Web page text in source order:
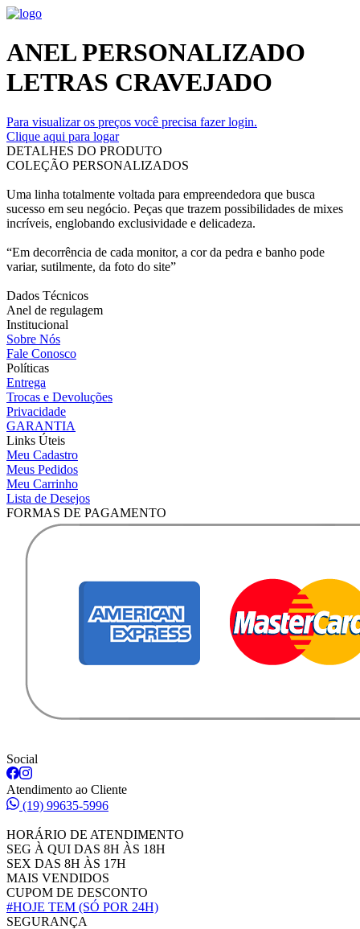
ANEL PERSONALIZADO
LETRAS CRAVEJADO
Para visualizar os preços você precisa fazer login.
Clique aqui para logar
DETALHES DO PRODUTO
COLEÇÃO PERSONALIZADOS
Uma linha totalmente voltada para empreendedora que busca
sucesso em seu negócio. Peças que trazem possibilidades de mixes
incríveis, englobando exclusividade e delicadeza.
“Em decorrência de cada monitor, a cor da pedra e banho pode
variar, sutilmente, da foto do site”
Dados Técnicos
Anel de regulagem
Institucional
Sobre Nós
Fale Conosco
Políticas
Entrega
Trocas e Devoluções
Privacidade
GARANTIA
Links Úteis
Meu Cadastro
Meus Pedidos
Meu Carrinho
Lista de Desejos
FORMAS DE PAGAMENTO
Social
Atendimento ao Cliente
(19) 99635-5996
HORÁRIO DE ATENDIMENTO
SEG À QUI DAS 8H ÀS 18H
SEX DAS 8H ÀS 17H
MAIS VENDIDOS
CUPOM DE DESCONTO
#HOJE TEM (SÓ POR 24H)
SEGURANÇA